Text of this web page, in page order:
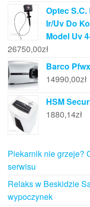
Optec
Ir/Uv Do
Model Uv
26750,00zł
Barco
14990,00zł
HSM
1880,14zł
Piekarnik nie grzeje?
serwisu
Relaks w Beskidzie
wypoczynek